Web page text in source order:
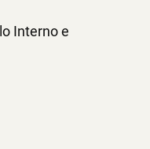
Interno e